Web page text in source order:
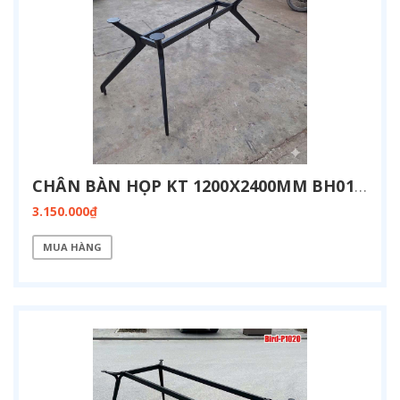
CHÂN BÀN HỌP KT 1200X2400MM BH01-1224
3.150.000₫
MUA HÀNG